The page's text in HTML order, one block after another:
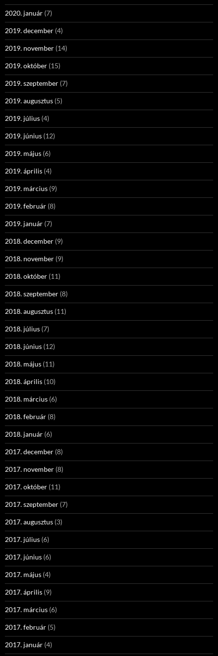
2020. január (7)
2019. december (4)
2019. november (14)
2019. október (15)
2019. szeptember (7)
2019. augusztus (5)
2019. július (4)
2019. június (12)
2019. május (6)
2019. április (4)
2019. március (9)
2019. február (8)
2019. január (7)
2018. december (9)
2018. november (9)
2018. október (11)
2018. szeptember (8)
2018. augusztus (11)
2018. július (7)
2018. június (12)
2018. május (11)
2018. április (10)
2018. március (6)
2018. február (8)
2018. január (6)
2017. december (8)
2017. november (8)
2017. október (11)
2017. szeptember (7)
2017. augusztus (3)
2017. július (6)
2017. június (6)
2017. május (4)
2017. április (9)
2017. március (6)
2017. február (5)
2017. január (4)